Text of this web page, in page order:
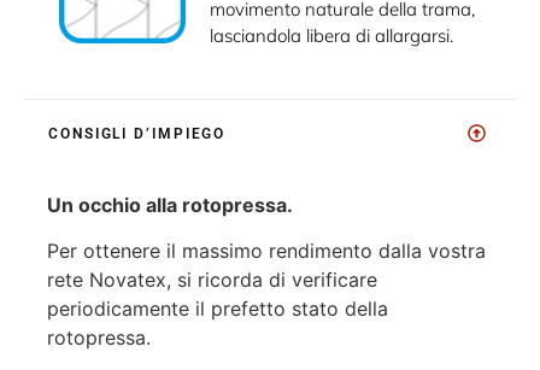
movimento naturale della trama,
lasciandola libera di allargarsi.
CONSIGLI D’IMPIEGO
Un occhio alla rotopressa.
Per ottenere il massimo rendimento dalla vostra
rete Novatex, si ricorda di verificare
periodicamente il prefetto stato della
rotopressa.